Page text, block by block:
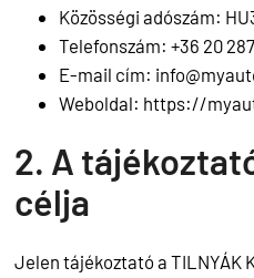
Közösségi adószám:
Telefonszám: +36 20 287
E-mail cím:
Weboldal: https://
2. A
célja
Jelen tájékoztató a TILNYÁK